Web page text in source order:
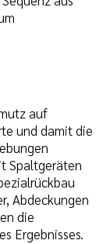
auf
und damit die
Spaltgeräten
Abdeckungen
die
Ergebnisses.